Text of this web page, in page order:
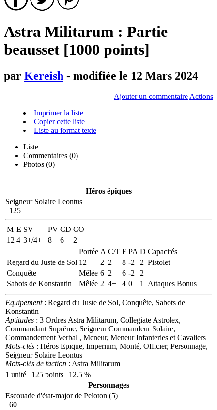
Astra Militarum : Partie
beausset [1000 points]
par Kereish - modifiée le 12 Mars 2024
Ajouter un commentaire Actions
Imprimer la liste
Copier cette liste
Liste au format texte
Liste
Commentaires (0)
Photos (0)
Héros épiques
Seigneur Solaire Leontus
125
M E SV PV CD CO
12 4 3+/4++ 8 6+
2
Portée A C/T F PA D Capacités
Regard du Juste de Sol 12 2 2+ 8 -2 2 Pistolet
Conquête
Mêlée 6 2+ 6 -2
2
Sabots de Konstantin
Mêlée 2 4+ 4 0 1 Attaques Bonus
Equipement: Regard du Juste de Sol, Conquête, Sabots de
Konstantin
Aptitudes : 3 Ordres Astra Militarum, Collegiate Astrolex,
Commandant Suprême, Seigneur Commandeur Solaire,
Commandement Verbal , Meneur, Meneur Infanteries et Cavaliers
Mots-clés : Héros Epique, Imperium, Monté, Officier, Personnage,
Seigneur Solaire Leontus
Mots-clés de faction : Astra Militarum
1 unité | 125 points | 12.5 %
Personnages
Escouade d'état-major de Peloton (5)
60